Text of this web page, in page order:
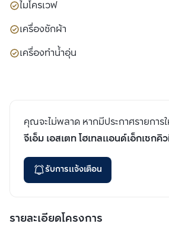
ไมโครเวฟ
เครื่องซักผ้า
เครื่องทำน้ำอุ่น
คุณจะไม่พลาด หากมีประกาศรายการ
จีเอ็ม เอสเตท โฮเทลแอนด์เอ็กเซกคิ
รับการแจ้งเตือน
รายละเอียดโครงการ